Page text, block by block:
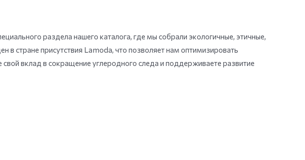
раздела нашего каталога, где мы собрали экологичные, этичные,
в стране присутствия Lamoda, что позволяет нам оптимизировать
вклад в сокращение углеродного следа и поддерживаете развитие